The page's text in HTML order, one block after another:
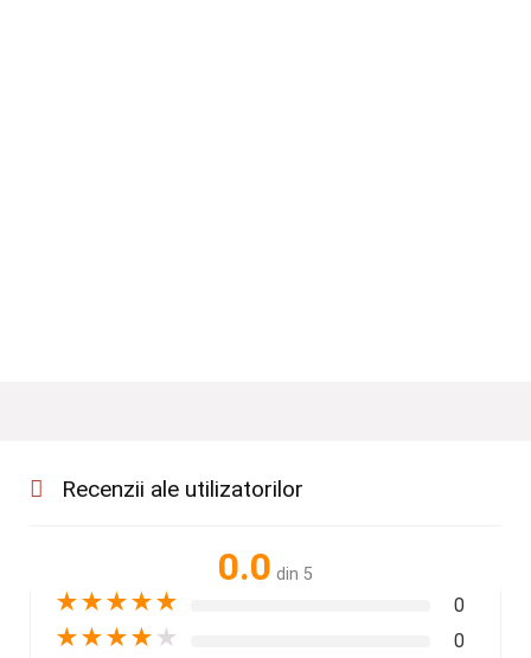
Recenzii ale utilizatorilor
0.0 din 5
★★★★★ 0
★★★★ ★ 0